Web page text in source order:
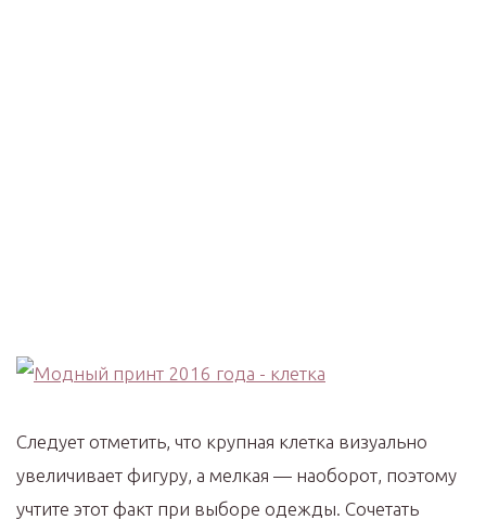
Следует отметить, что крупная клетка визуально
увеличивает фигуру, а мелкая — наоборот, поэтому
учтите этот факт при выборе одежды. Сочетать